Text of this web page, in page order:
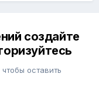
создайте
оставить